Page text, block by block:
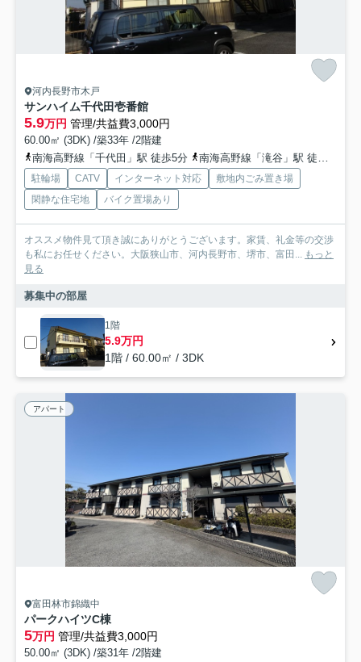
河内長野市木戸
サンハイム千代田壱番館
5.9万円 管理/共益費3,000円
60.00㎡ (3DK) /築33年 /2階建
南海高野線「千代田」駅 徒歩5分
南海高野線「滝谷」駅 徒歩19分
駐輪場 CATV インターネット対応
敷地内ごみ置き場
閑静な住宅地
バイク置場あり
オススメ物件見て頂き誠にありがとうございます。家賃、礼金等の交渉
も私にお任せください。大阪狭山市、河内長野市、堺市、富田... もっと
見る
募集中の部屋
1階
5.9万円
1階 / 60.00㎡ / 3DK
アパート
富田林市錦織中
パークハイツC棟
5万円 管理/共益費3,000円
50.00㎡ (3DK) /築31年 /2階建